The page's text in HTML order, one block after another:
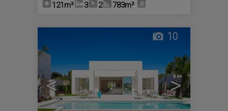
121m²
3 2 783m²
< >
10